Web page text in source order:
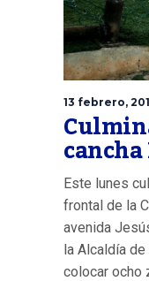
13 febrero,
Este lunes
frontal de la
avenida
la Alcaldía
colocar ocho